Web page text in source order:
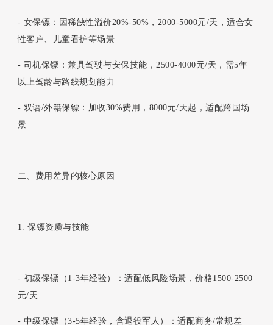
- 女保镖：因稀缺性溢价20%-50%，2000-5000元/天，适合女
性客户、儿童看护等场景
- 司机保镖：兼具驾驶与安保技能，2500-4000元/天，需5年
以上驾龄与路线规划能力
- 双语/外籍保镖：加收30%费用，8000元/天起，适配跨国场
景
二、费用差异的核心原因
1. 保镖资质与技能
- 初级保镖（1-3年经验）：适配低风险场景，价格1500-2500
元/天
- 中级保镖（3-5年经验，含退役军人）：适配商务/常规差